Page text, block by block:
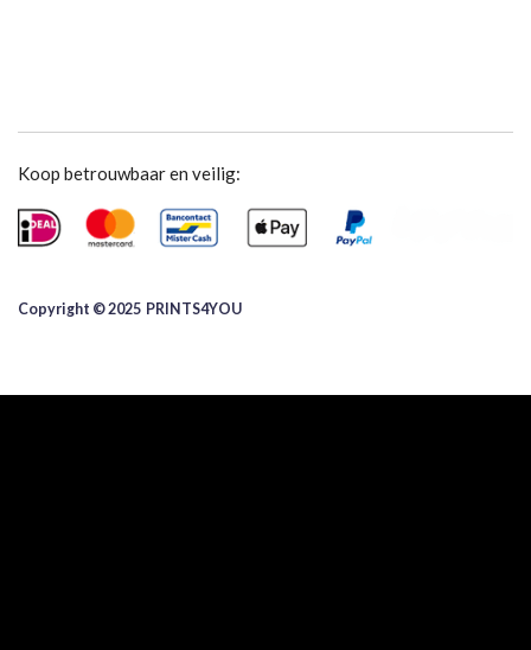
Koop betrouwbaar en veilig:
Copyright © 2025 ​PRINTS4YOU